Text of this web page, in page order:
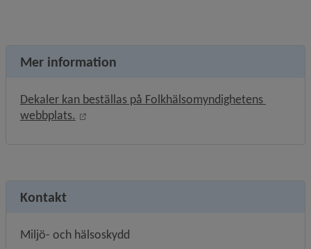
Mer information
Dekaler kan beställas på Folkhälsomyndighetens
webbplats.
Länk till annan webbplats, öppnas i nytt
Kontakt
Miljö- och hälsoskydd